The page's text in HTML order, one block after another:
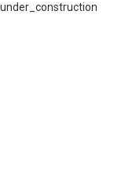
under_construction